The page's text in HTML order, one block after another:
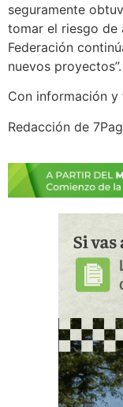
seguramente
tomar el riesgo de
Federación
nuevos proyectos”.
Con información
Redacción de